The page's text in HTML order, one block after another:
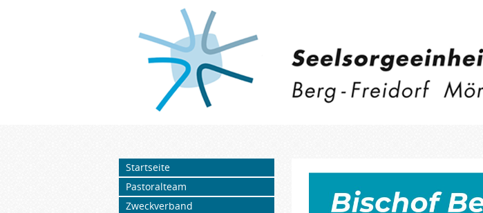
Startseite
Pastoralteam
Zweckverband